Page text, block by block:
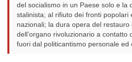
del socialismo in un Paese solo e la
stalinista; al rifiuto dei fronti popolari
nazionali; la dura opera del restauro
dell’organo rivoluzionario a contatto
fuori dal politicantismo personale ed